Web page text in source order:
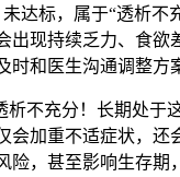
达标，属于“透析不
出现持续乏力、食欲
时和医生沟通调整方
析不充分！长期处于
会加重不适症状，还
险，甚至影响生存期